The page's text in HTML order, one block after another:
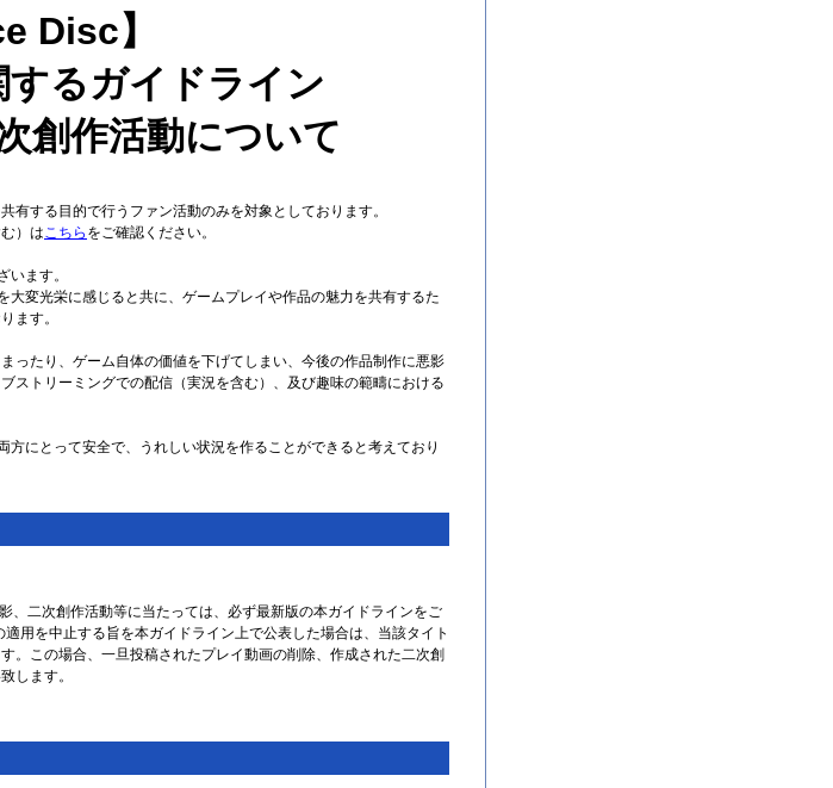
Disc】
るガイドライン
創作活動について
する目的で行うファン活動のみを対象としております。
）はこちら をご確認ください。
います。
変光栄に感じると共に、ゲームプレイや作品の魅力を共有するた
ます。
ったり、ゲーム自体の価値を下げてしまい、今後の作品制作に悪影
ストリーミングでの配信（実況を含む）、及び趣味の範疇における
にとって安全で、うれしい状況を作ることができると考えており
二次創作活動等に当たっては、必ず最新版の本ガイドラインをご
用を中止する旨を本ガイドライン上で公表した場合は、当該タイト
。この場合、一旦投稿されたプレイ動画の削除、作成された二次創
します。